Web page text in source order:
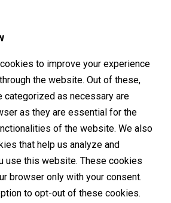
to improve your experience
the website. Out of these,
categorized as necessary are
as they are essential for the
of the website. We also
that help us analyze and
use this website. These cookies
browser only with your consent.
to opt-out of these cookies.